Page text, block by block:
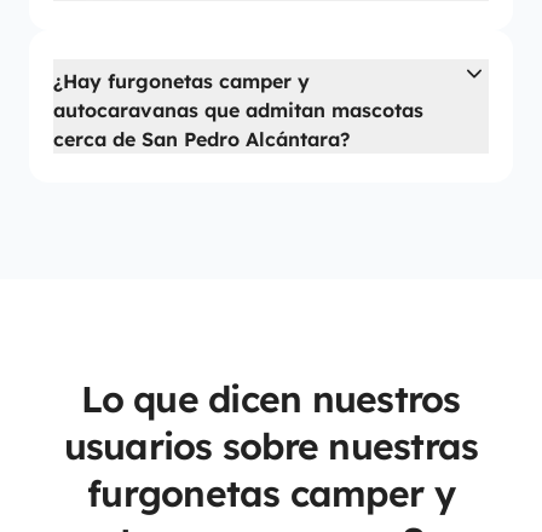
¿Hay furgonetas camper y
autocaravanas que admitan mascotas
cerca de San Pedro Alcántara?
Lo que dicen nuestros
usuarios sobre nuestras
furgonetas camper y